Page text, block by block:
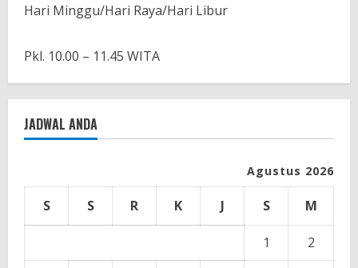
Hari Minggu/Hari Raya/Hari Libur
Pkl. 10.00 – 11.45 WITA
JADWAL ANDA
Agustus 2026
S S R K J S M
1
2